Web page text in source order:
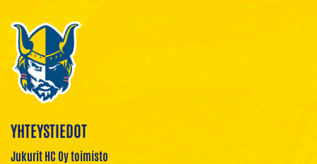
YHTEYSTIEDOT
Jukurit HC Oy toimisto